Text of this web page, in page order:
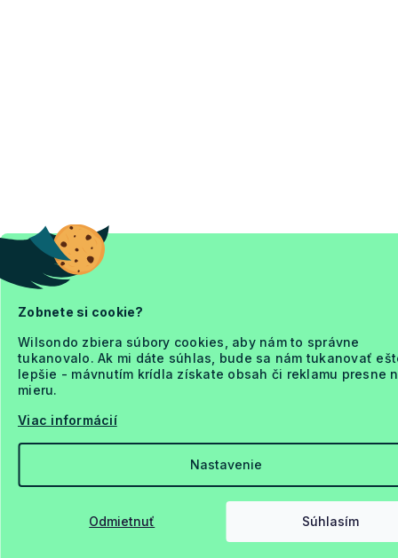
Zobnete si cookie?
Wilsondo zbiera súbory cookies, aby nám to správne
tukanovalo. Ak mi dáte súhlas, bude sa nám tukanovať
lepšie - mávnutím krídla získate obsah či reklamu presne
mieru.
Viac informácií
Nastavenie
Odmietnuť Súhlasím